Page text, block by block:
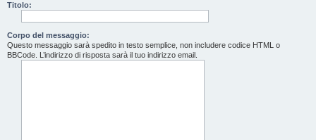
Titolo:
Corpo del messaggio:
Questo messaggio sarà spedito in testo semplice, non includere codice HTML o
BBCode. L’indirizzo di risposta sarà il tuo indirizzo email.